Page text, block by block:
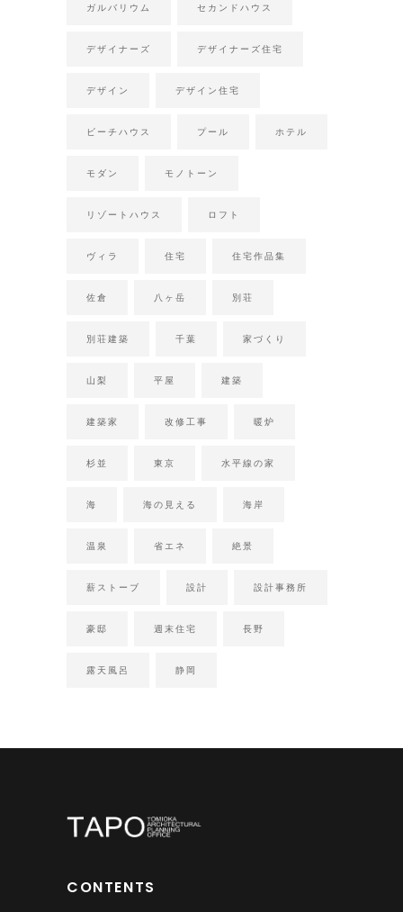
ガルバリウム セカンドハウス
デザイナーズ デザイナーズ住宅
デザイン デザイン住宅
ビーチハウス プール ホテル
モダン モノトーン
リゾートハウス ロフト
ヴィラ 住宅 住宅作品集
佐倉 八ヶ岳 別荘
別荘建築 千葉 家づくり
山梨 平屋 建築
建築家 改修工事 暖炉
杉並 東京 水平線の家
海 海の見える 海岸
温泉 省エネ 絶景
薪ストーブ 設計 設計事務所
豪邸 週末住宅 長野
露天風呂 静岡
CONTENTS